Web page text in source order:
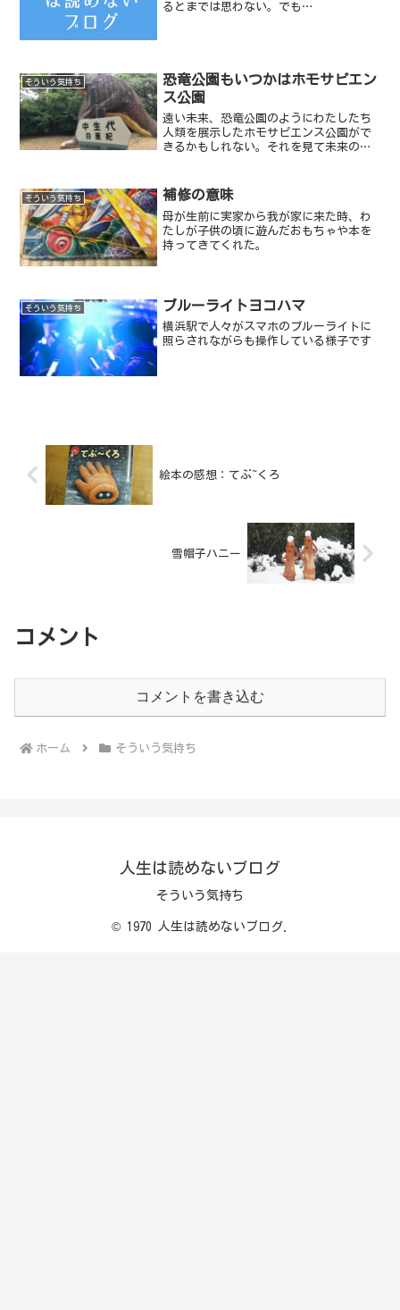
るとまでは思わない。でも…
そういう気持ち
恐竜公園もいつかはホモサピエン
ス公園
遠い未来、恐竜公園のようにわたしたち
人類を展示したホモサピエンス公園がで
きるかもしれない。それを見て未来の子
そういう気持ち 補修の意味
母が生前に実家から我が家に来た時、わ
たしが子供の頃に遊んだおもちゃや本を
持ってきてくれた。
そういう気持ち ブルーライトヨコハマ
横浜駅で人々がスマホのブルーライトに
照らされながらも操作している様子です
絵本の感想：てぶ~くろ
雪帽子ハニー
コメント
コメントを書き込む
ホーム そういう気持ち
人生は読めないブログ
そういう気持ち
© 1970 人生は読めないブログ.